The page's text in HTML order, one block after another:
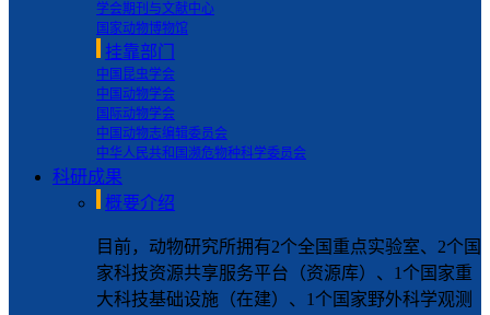
学会期刊与文献中心
国家动物博物馆
挂靠部门
中国昆虫学会
中国动物学会
国际动物学会
中国动物志编辑委员会
中华人民共和国濒危物种科学委员会
科研成果
概要介绍
目前，动物研究所拥有2个全国重点实验室、2个国
家科技资源共享服务平台（资源库）、1个国家重
大科技基础设施（在建）、1个国家野外科学观测